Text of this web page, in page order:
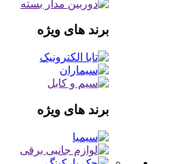
برند های ویژه
برند های ویژه